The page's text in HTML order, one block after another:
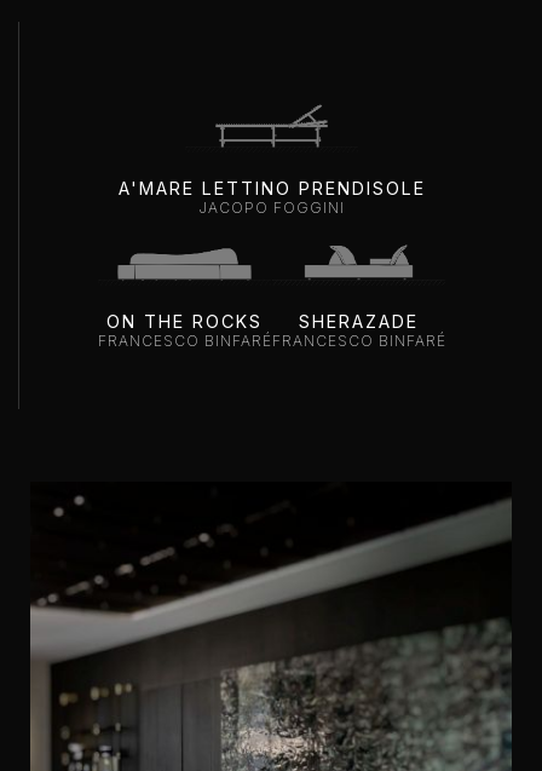
A'MARE LETTINO PRENDISOLE
JACOPO FOGGINI
ON THE ROCKS
FRANCESCO BINFARÉ
SHERAZADE
FRANCESCO BINFARÉ